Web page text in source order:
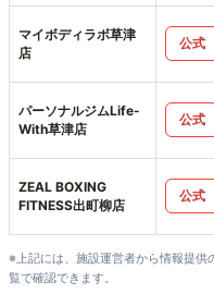
マイボディラボ草津
店
公式
パーソナルジムLife-
With草津店
公式
ZEAL BOXING
FITNESS出町柳店
公式
※上記には、施設運営者から情報提供
覧で確認できます。